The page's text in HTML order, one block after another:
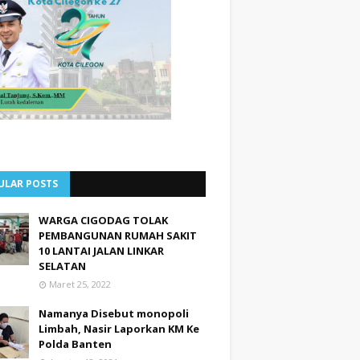
POSTS
WARGA CIGODAG TOLAK
PEMBANGUNAN RUMAH SAKIT
10 LANTAI JALAN LINKAR
SELATAN
Maret 25, 2022
Namanya Disebut monopoli
Limbah, Nasir Laporkan KM Ke
Polda Banten